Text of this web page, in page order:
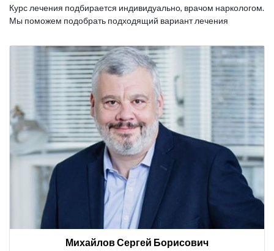
Курс лечения подбирается индивидуально, врачом наркологом.
Мы поможем подобрать подходящий вариант лечения
Михайлов Сергей Борисович